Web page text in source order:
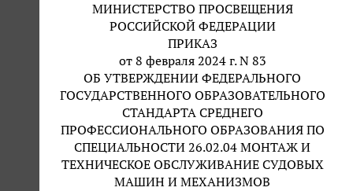
МИНИСТЕРСТВО ПРОСВЕЩЕНИЯ
РОССИЙСКОЙ ФЕДЕРАЦИИ
ПРИКАЗ
от 8 февраля 2024 г. N 83
ОБ УТВЕРЖДЕНИИ ФЕДЕРАЛЬНОГО
ГОСУДАРСТВЕННОГО ОБРАЗОВАТЕЛЬНОГО
СТАНДАРТА СРЕДНЕГО
ПРОФЕССИОНАЛЬНОГО ОБРАЗОВАНИЯ ПО
СПЕЦИАЛЬНОСТИ 26.02.04 МОНТАЖ И
ТЕХНИЧЕСКОЕ ОБСЛУЖИВАНИЕ СУДОВЫХ
МАШИН И МЕХАНИЗМОВ